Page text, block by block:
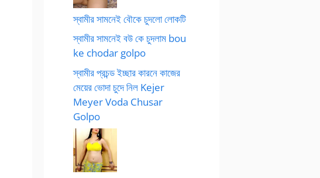
স্বামীর সামনেই বৌকে চুদলো লোকটি
স্বামীর সামনেই বউ কে চুদলাম bou
ke chodar golpo
স্বামীর প্রচন্ড ইচ্ছার কারনে কাজের
মেয়ের ভোদা চুদে নিল Kejer
Meyer Voda Chusar
Golpo